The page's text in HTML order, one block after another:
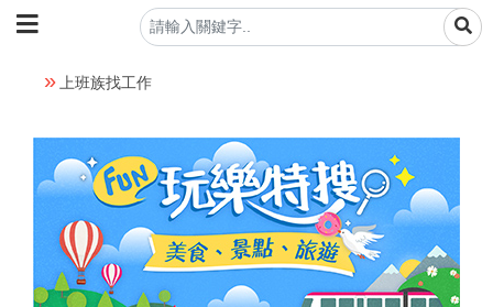
上班族找工作